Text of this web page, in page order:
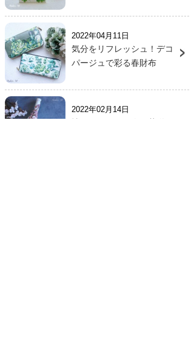
2022年04月11日
気分をリフレッシュ！デコ
パージュで彩る春財布
2022年02月14日